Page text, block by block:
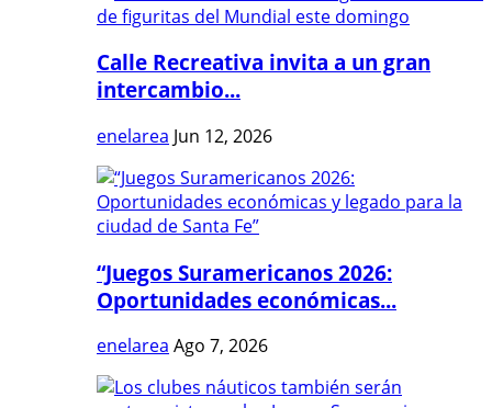
Calle Recreativa invita a un gran
intercambio...
enelarea Jun 12, 2026
“Juegos Suramericanos 2026:
Oportunidades económicas...
enelarea Ago 7, 2026